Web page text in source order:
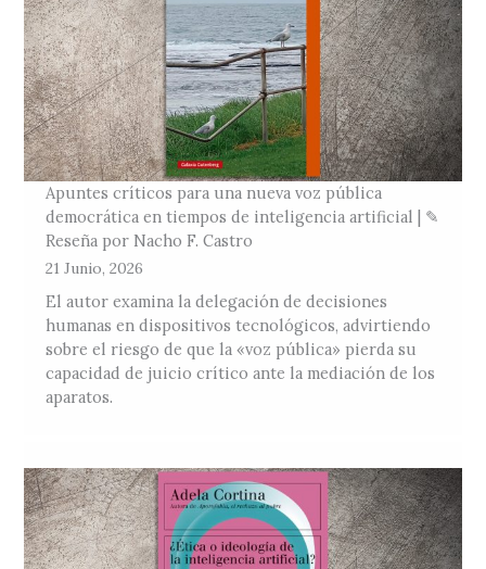
Apuntes críticos para una nueva voz pública
democrática en tiempos de inteligencia artificial | ✎
Reseña por Nacho F. Castro
21 Junio, 2026
El autor examina la delegación de decisiones
humanas en dispositivos tecnológicos, advirtiendo
sobre el riesgo de que la «voz pública» pierda su
capacidad de juicio crítico ante la mediación de los
aparatos.